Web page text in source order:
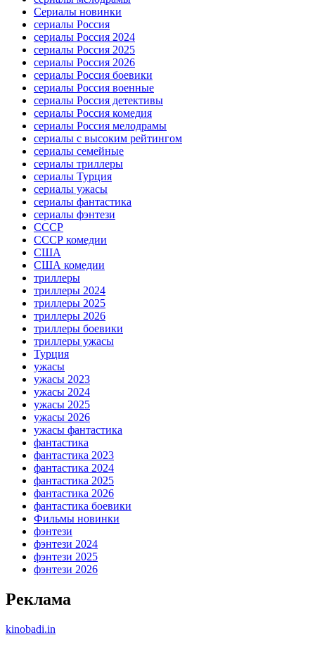
Сериалы новинки
сериалы Россия
сериалы Россия 2024
сериалы Россия 2025
сериалы Россия 2026
сериалы Россия боевики
сериалы Россия военные
сериалы Россия детективы
сериалы Россия комедия
сериалы Россия мелодрамы
сериалы с высоким рейтингом
сериалы семейные
сериалы триллеры
сериалы Турция
сериалы ужасы
сериалы фантастика
сериалы фэнтези
СССР
СССР комедии
США
США комедии
триллеры
триллеры 2024
триллеры 2025
триллеры 2026
триллеры боевики
триллеры ужасы
Турция
ужасы
ужасы 2023
ужасы 2024
ужасы 2025
ужасы 2026
ужасы фантастика
фантастика
фантастика 2023
фантастика 2024
фантастика 2025
фантастика 2026
фантастика боевики
Фильмы новинки
фэнтези
фэнтези 2024
фэнтези 2025
фэнтези 2026
Реклама
kinobadi.in